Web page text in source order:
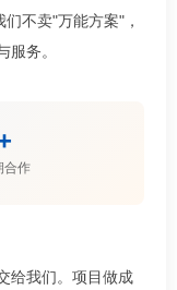
不卖"万能方案"，
服务。
合作
给我们。项目做成